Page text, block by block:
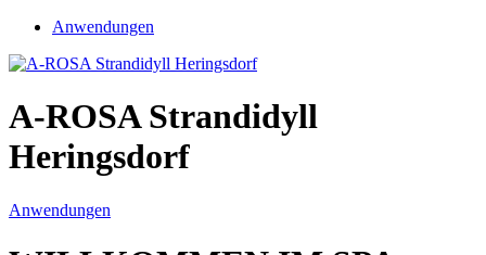
Anwendungen
A-ROSA Strandidyll
Heringsdorf
Anwendungen